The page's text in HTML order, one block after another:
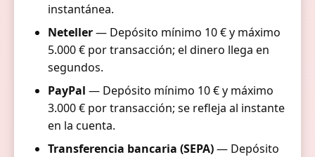
instantánea.
Neteller— Depósito mínimo 10 € y máximo
5.000 € por transacción; el dinero llega en
segundos.
PayPal — Depósito mínimo 10 € y máximo
3.000 € por transacción; se refleja al instante
en la cuenta.
Transferencia bancaria (SEPA)— Depósito